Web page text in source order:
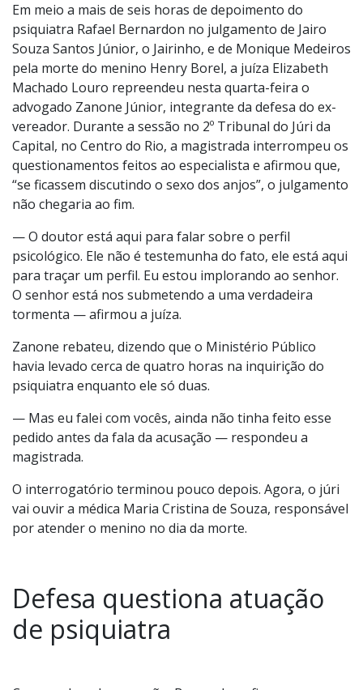
Em meio a mais de seis horas de depoimento do
psiquiatra Rafael Bernardon no julgamento de Jairo
Souza Santos Júnior, o Jairinho, e de Monique Medeiros
pela morte do menino Henry Borel, a juíza Elizabeth
Machado Louro repreendeu nesta quarta-feira o
advogado Zanone Júnior, integrante da defesa do ex-
vereador. Durante a sessão no 2º Tribunal do Júri da
Capital, no Centro do Rio, a magistrada interrompeu os
questionamentos feitos ao especialista e afirmou que,
“se ficassem discutindo o sexo dos anjos”, o julgamento
não chegaria ao fim.
— O doutor está aqui para falar sobre o perfil
psicológico. Ele não é testemunha do fato, ele está aqui
para traçar um perfil. Eu estou implorando ao senhor.
O senhor está nos submetendo a uma verdadeira
tormenta — afirmou a juíza.
Zanone rebateu, dizendo que o Ministério Público
havia levado cerca de quatro horas na inquirição do
psiquiatra enquanto ele só duas.
— Mas eu falei com vocês, ainda não tinha feito esse
pedido antes da fala da acusação — respondeu a
magistrada.
O interrogatório terminou pouco depois. Agora, o júri
vai ouvir a médica Maria Cristina de Souza, responsável
por atender o menino no dia da morte.
Defesa questiona atuação
de psiquiatra